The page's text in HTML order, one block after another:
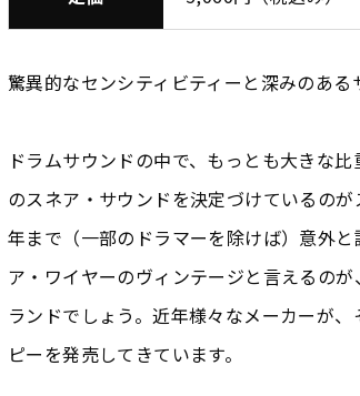
驚異的なセンシティビティーと深みのある
ドラムサウンドの中で、もっとも大きな
のスネア・サウンドを決定づけているの
年まで（一部のドラマーを除けば）意外
ア・ワイヤーのヴィンテージと言えるの
ランドでしょう。近年様々なメーカーが
ピーを発売してきています。